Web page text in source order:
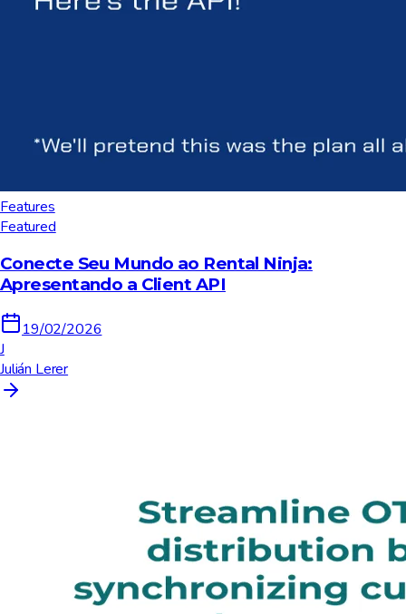
Features
Featured
Conecte Seu Mundo ao Rental Ninja:
Apresentando a Client API
19/02/2026
J
Julián Lerer